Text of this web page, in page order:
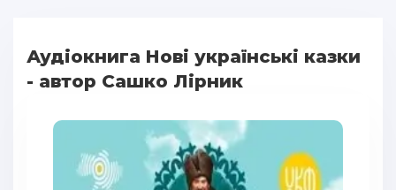
Аудіокнига Нові українські казки
- автор Сашко Лірник